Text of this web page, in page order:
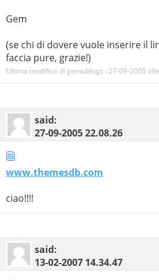
Gem
(se chi di dovere vuole inserire il
faccia pure, grazie!)
Ultima modifica di gemublogs : 27-09-2005
said:
27-09-200522.08.26
www.themesdb.com
ciao!!!!
said:
13-02-2007 14.34.47